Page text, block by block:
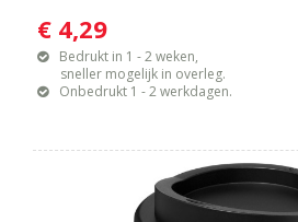
€ 4,29
Bedrukt in 1 - 2 weken,
sneller mogelijk in overleg.
Onbedrukt 1 - 2 werkdagen.